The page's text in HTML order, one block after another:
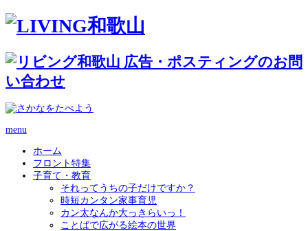
menu
ホーム
フロント特集
子育て・教育
それってうちの子だけですか？
時短カンタン家事育児
カン太なんか大っきらいっ！
ことばで広がる絵本の世界